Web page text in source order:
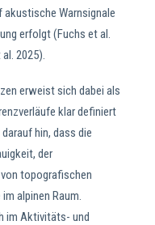
akustische Warnsignale
erfolgt (Fuchs et al.
2025).
erweist sich dabei als
klar definiert
hin, dass die
der
topografischen
alpinen Raum.
im Aktivitäts- und